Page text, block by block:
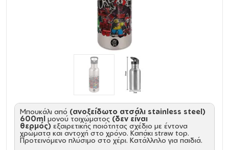
Mπουκάλι από (ανοξείδωτο ατσάλι stainless steel)
600ml μονού τοιχώματος (δεν είναι
θερμός) εξαιρετικής ποιότητας σχέδιο με έντονα
χρώματα και αντοχή στο χρόνο. Καπάκι straw top.
Προτεινόμενο πλύσιμο στο χέρι. Κατάλληλο για παιδιά.